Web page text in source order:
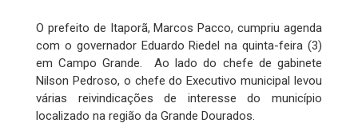
O prefeito de Itaporã, Marcos Pacco, cumpriu agenda
com o governador Eduardo Riedel na quinta-feira (3)
em Campo Grande. Ao lado do chefe de gabinete
Nilson Pedroso, o chefe do Executivo municipal levou
várias reivindicações de interesse do município
localizado na região da Grande Dourados.